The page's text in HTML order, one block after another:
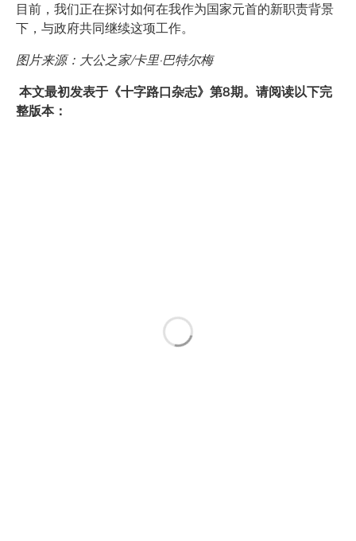
目前，我们正在探讨如何在我作为国家元首的新职责背景
下，与政府共同继续这项工作。
图片来源：大公之家/卡里·巴特尔梅
本文最初发表于《十字路口杂志》第8期。请阅读以下完
整版本：